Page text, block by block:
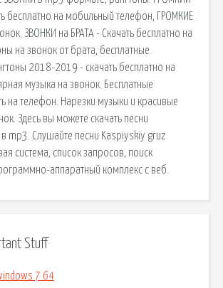
бесплатно на мобильный телефон, ГРОМКИЕ
ЗВОНКИ на БРАТА - Скачать бесплатно на
на звонок от брата, бесплатные.
2018-2019 - скачать бесплатно на
музыка на звонок. Бесплатные
на телефон. Нарезки музыки и красивые
Здесь вы можете скачать песни
в mp3. Слушайте песни Kaspiyskiy gruz
сиcтема, список запросов, поиск
аппаратный комплекс с веб.
Stuff
7 64